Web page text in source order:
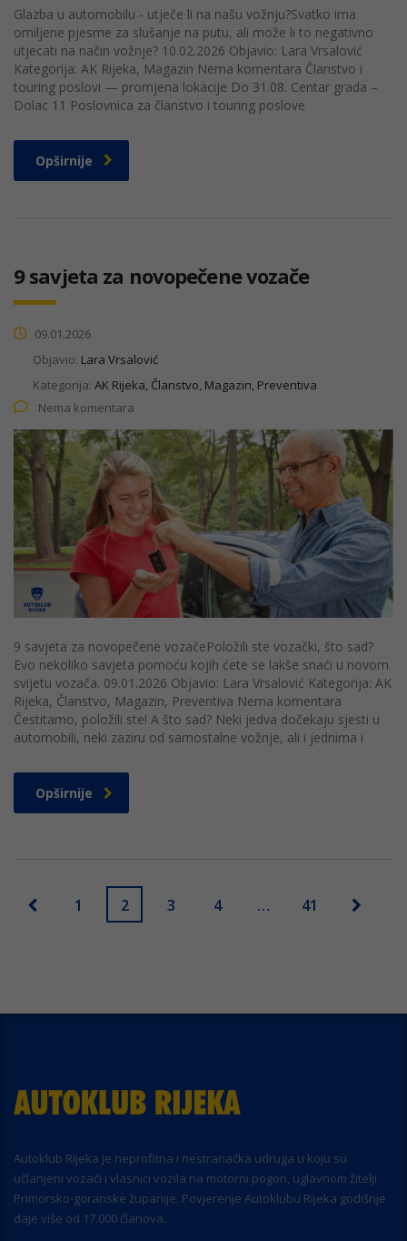
Glazba u automobilu - utječe li na našu vožnju?Svatko ima
omiljene pjesme za slušanje na putu, ali može li to negativno
utjecati na način vožnje? 10.02.2026 Objavio: Lara Vrsalović
Kategorija: AK Rijeka, Magazin Nema komentara Članstvo i
touring poslovi — promjena lokacije Do 31.08. Centar grada –
Dolac 11 Poslovnica za članstvo i touring poslove
Opširnije
9 savjeta za novopečene vozače
09.01.2026
Objavio: Lara Vrsalović
Kategorija: AK Rijeka, Članstvo, Magazin, Preventiva
Nema komentara
9 savjeta za novopečene vozačePoložili ste vozački, što sad?
Evo nekoliko savjeta pomoću kojih ćete se lakše snaći u novom
svijetu vozača. 09.01.2026 Objavio: Lara Vrsalović Kategorija: AK
Rijeka, Članstvo, Magazin, Preventiva Nema komentara
Čestitamo, položili ste! A što sad? Neki jedva dočekaju sjesti u
automobili, neki zaziru od samostalne vožnje, ali i jednima i
Opširnije
1 2 3 4 … 41
Autoklub Rijeka je neprofitna i nestranačka udruga u koju su
učlanjeni vozači i vlasnici vozila na motorni pogon, uglavnom žitelji
Primorsko-goranske županije. Povjerenje Autoklubu Rijeka godišnje
daje više od 17.000 članova.